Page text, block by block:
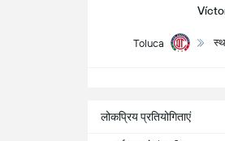
Toluca
लोकप्रिय प्रतियोगिताएं